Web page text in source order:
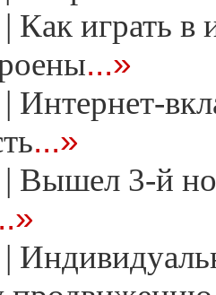
| Как играть в
...»
| Интернет-
...»
| Вышел 3-й
|